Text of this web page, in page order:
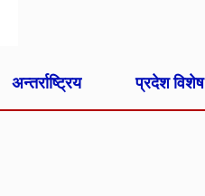
अन्तर्राष्ट्रिय प्रदेश विशेष